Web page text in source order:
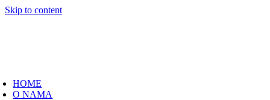
Skip to content
HOME
O NAMA